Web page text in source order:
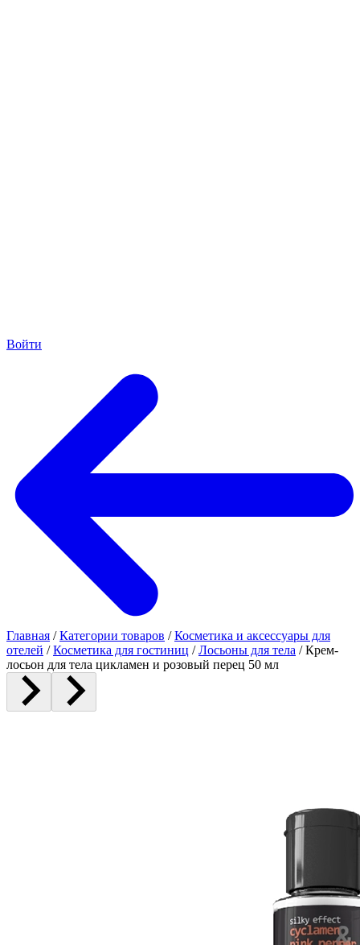
Войти
Главная / Категории товаров / Косметика и аксессуары для
отелей / Косметика для гостиниц / Лосьоны для тела / Крем-
лосьон для тела цикламен и розовый перец 50 мл